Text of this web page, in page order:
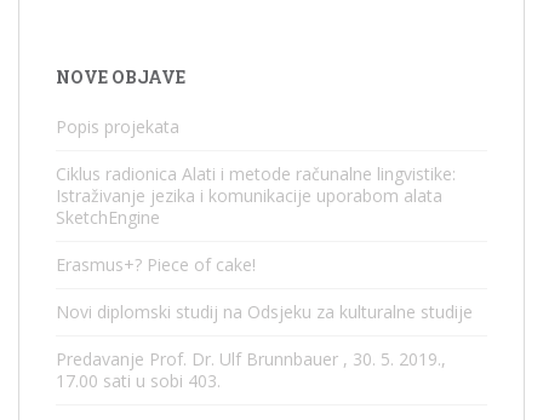
NOVE OBJAVE
Popis projekata
Ciklus radionica Alati i metode računalne lingvistike:
Istraživanje jezika i komunikacije uporabom alata
SketchEngine
Erasmus+? Piece of cake!
Novi diplomski studij na Odsjeku za kulturalne studije
Predavanje Prof. Dr. Ulf Brunnbauer , 30. 5. 2019.,
17.00 sati u sobi 403.